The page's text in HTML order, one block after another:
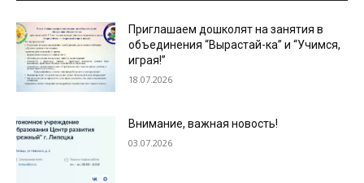
Приглашаем дошколят на занятия в
объединения “Вырастай-ка” и “Учимся,
играя!”
18.07.2026
Внимание, важная новость!
03.07.2026